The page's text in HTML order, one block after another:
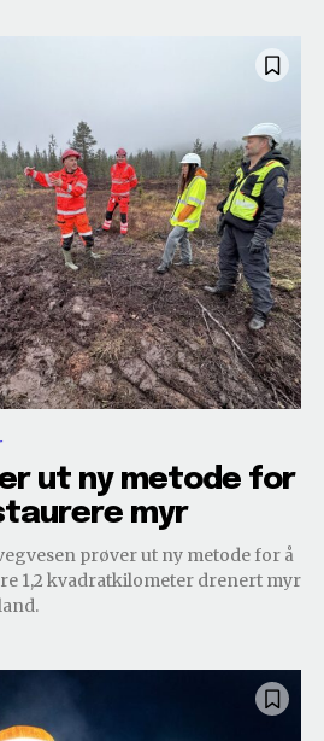
ut ny metode for
myr
prøver ut ny metode for å
1,2 kvadratkilometer drenert myr